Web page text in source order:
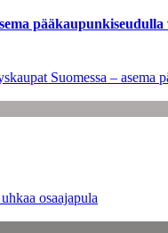
pääkaupunkiseudulla
Suomessa – asema
osaajapula